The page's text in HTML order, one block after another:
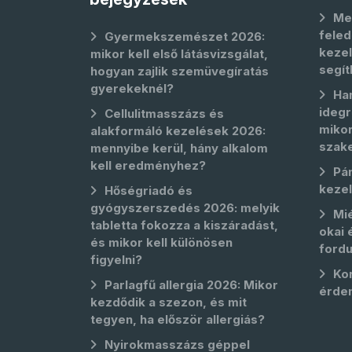
Gyermekszemészet 2026:
mikor kell első látásvizsgálat,
hogyan zajlik szemüvegíratás
gyerekeknél?
Cellulitmasszázs és
alakformáló kezelések 2026:
mennyibe kerül, hány alkalom
kell eredményhez?
Hőségriadó és
gyógyszerszedés 2026: melyik
tabletta fokozza a kiszáradást,
és mikor kell különösen
figyelni?
Parlagfű allergia 2026: Mikor
kezdődik a szezon, és mit
tegyen, ha először allergiás?
Nyirokmasszázs géppel
okai